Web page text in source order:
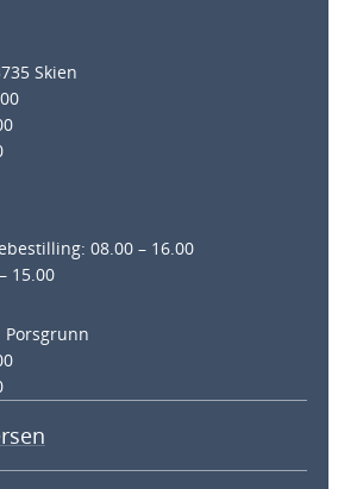
Skien
08.00 – 16.00
15.00
Porsgrunn